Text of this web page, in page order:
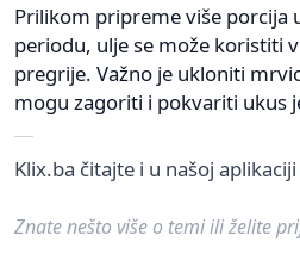
Prilikom pripreme više porcija
periodu, ulje se može koristiti
pregrije. Važno je ukloniti
mogu zagoriti i pokvariti ukus
Klix.ba čitajte i u našoj aplikaciji
Znate nešto više o temi ili želite